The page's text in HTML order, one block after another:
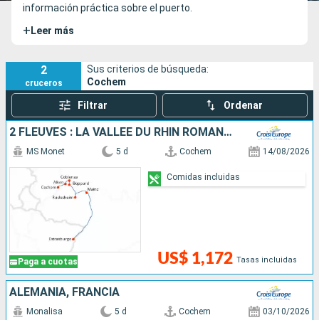
información práctica sobre el puerto.
+ Leer más
2
cruceros
Sus criterios de búsqueda:
Cochem
Filtrar Ordenar
2 FLEUVES : LA VALLÉE DU RHIN ROMANTIQUE ET LA MAGIE DE LA MOSELLE
Paga a cuotas
MS Monet 5 d Cochem 14/08/2026
US$ 1,172 Tasas incluidas
Comidas incluidas
ALEMANIA, FRANCIA
Monalisa 5 d Cochem 03/10/2026